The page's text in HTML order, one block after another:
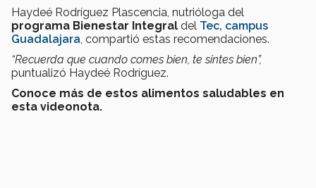
Haydeé Rodríguez Plascencia, nutrióloga del
programa Bienestar Integral del Tec, campus
Guadalajara , compartió estas recomendaciones.
“Recuerda que cuando comes bien, te sintes bien”,
puntualizó Haydeé Rodríguez.
Conoce más de estos alimentos saludables en
esta videonota.